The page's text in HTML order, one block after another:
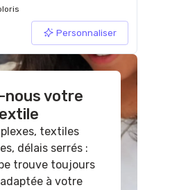
Personnaliser
nous votre
textiles
délais serrés :
trouve toujours
à votre